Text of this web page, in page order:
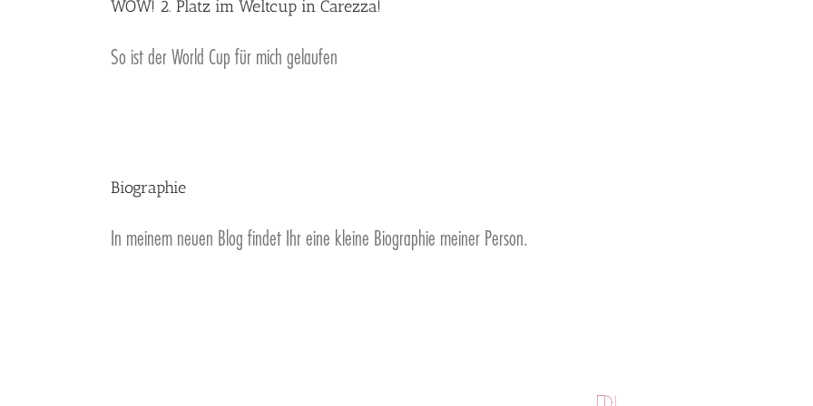
WOW! 2. Platz im Weltcup in Carezza!
So ist der World Cup für mich gelaufen
Biographie
In meinem neuen Blog findet Ihr eine kleine Biographie meiner Person.